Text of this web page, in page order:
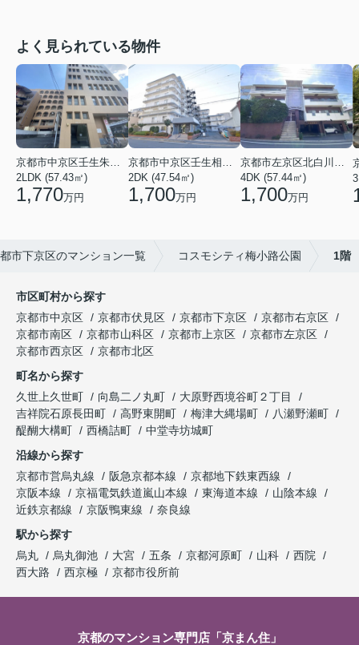
よく見られている物件
京都市中京区壬生朱雀町
2LDK (57.43㎡)
1,770万円
京都市中京区壬生相合町
2DK (47.54㎡)
1,700万円
京都市左京区北白川久保田町
4DK (57.44㎡)
1,700万円
市下京区のマンション一覧 コスモシティ梅小路公園 1階
市区町村から探す
京都市中京区
京都市伏見区 京都市下京区
京都市右京区
京都市南区
京都市山科区 京都市上京区
京都市左京区
京都市西京区
京都市北区
町名から探す
久世上久世町
向島二ノ丸町
大原野西境谷町２丁目
吉祥院石原長田町
高野東開町 梅津大縄場町
八瀬野瀬町
醍醐大構町
西橋詰町
中堂寺坊城町
沿線から探す
京都市営烏丸線
阪急京都本線
京都地下鉄東西線
京阪本線
京福電気鉄道嵐山本線 東海道本線
山陰本線
近鉄京都線
京阪鴨東線
奈良線
駅から探す
烏丸
烏丸御池 大宮 五条 京都河原町 山科
西院
西大路
西京極 京都市役所前
京都のマンション専門店「京まん住」